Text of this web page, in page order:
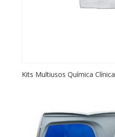
Kits Multiusos Química Clínica